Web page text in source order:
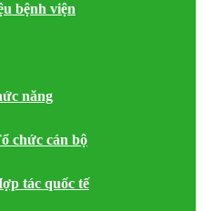
bệnh viện
năng
chức cán bộ
tác quốc tế